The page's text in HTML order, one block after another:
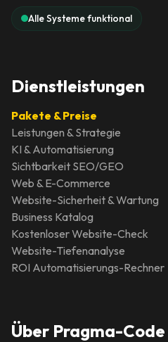
Alle Systeme funktional
Dienstleistungen
Pakete & Preise
Leistungen & Strategie
KI & Automatisierung
Sichtbarkeit SEO/GEO
Web & E-Commerce
Website-Sicherheit & Wartung
Business Katalog
Kostenloser Website-Check
Website-Tiefenanalyse
ROI Automatisierungs-Rechner
Über Pragma-Code